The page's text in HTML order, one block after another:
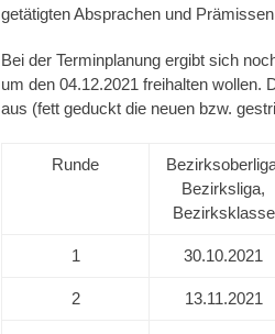
getätigten Absprachen und
Bei der Terminplanung ergibt sich
um den 04.12.2021 freihalten wollen.
aus (fett geduckt die neuen bzw.
Runde
Bezirksliga,
Bezirksklasse
1 30.10.2021
2 13.11.2021